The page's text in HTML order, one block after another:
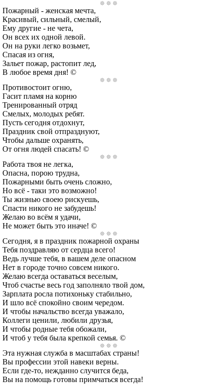
Пожарный - женская мечта,
Красивый, сильный, смелый,
Ему другие - не чета,
Он всех их одной левой.
Он на руки легко возьмет,
Спасая из огня,
Зальет пожар, растопит лед,
В любое время дня! ©
Противостоит огню,
Гасит пламя на корню
Тренированный отряд
Смелых, молодых ребят.
Пусть сегодня отдохнут,
Праздник свой отпразднуют,
Чтобы дальше охранять,
От огня людей спасать! ©
Работа твоя не легка,
Опасна, порою трудна,
Пожарными быть очень сложно,
Но всё - таки это возможно!
Ты жизнью своею рискуешь,
Спасти никого не забудешь!
Желаю во всём я удачи,
Не может быть это иначе! ©
Сегодня, я в праздник пожарной охраны
Тебя поздравляю от сердца всего!
Ведь лучше тебя, в вашем деле опасном
Нет в городе точно совсем никого.
Желаю всегда оставаться веселым,
Чтоб счастье весь год заполняло твой дом,
Зарплата росла потихоньку стабильно,
И шло всё спокойно своим чередом.
И чтобы начальство всегда уважало,
Коллеги ценили, любили друзья,
И чтобы родные тебя обожали,
И чтоб у тебя была крепкой семья. ©
Эта нужная служба в масштабах страны!
Вы профессии этой навеки верны.
Если где-то, нежданно случится беда,
Вы на помощь готовы примчаться всегда!